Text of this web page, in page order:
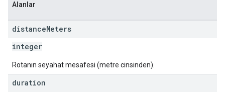
Alanlar
distanceMeters
integer
Rotanın seyahat mesafesi (metre cinsinden).
duration